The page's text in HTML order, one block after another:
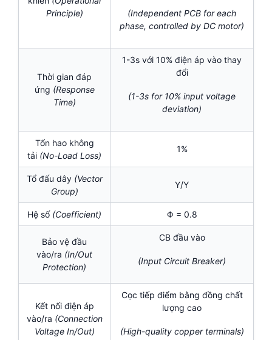
Principle)
(Independent PCB for each
phase, controlled by DC motor)
Thời gian đáp
ứng (Response
Time)
1-3s với 10% điện áp vào thay
đổi
(1-3s for 10% input voltage
deviation)
Tổn hao không
tải (No-Load Loss)
1%
Tổ đấu dây (Vector
Group)
Y/Y
Hệ số (Coefficient) Φ = 0.8
Bảo vệ đầu
vào/ra (In/Out
Protection)
CB đầu vào
(Input Circuit Breaker)
Kết nối điện áp
vào/ra (Connection
Voltage In/Out)
Cọc tiếp điểm bằng đồng chất
lượng cao
(High-quality copper terminals)